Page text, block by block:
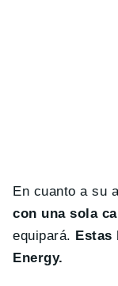
En cuanto a su
con una sola
equipará. Estas
Energy.